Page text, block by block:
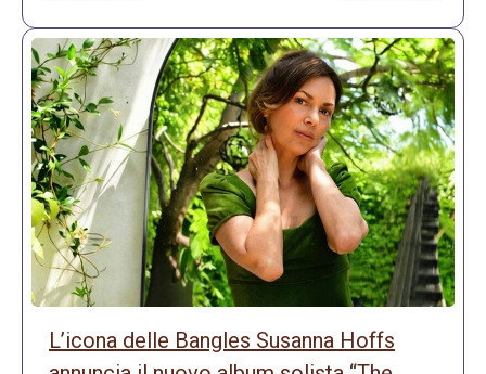
L’icona delle Bangles Susanna Hoffs